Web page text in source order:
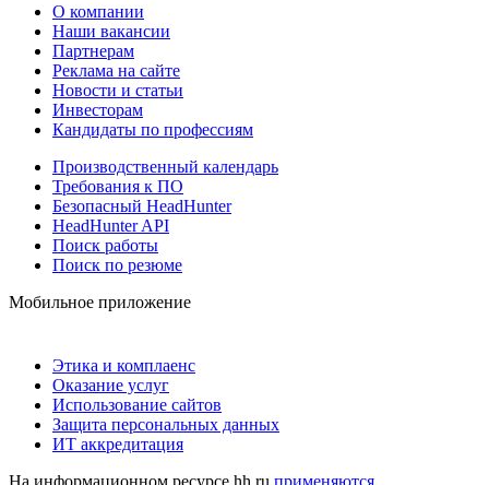
О компании
Наши вакансии
Партнерам
Реклама на сайте
Новости и статьи
Инвесторам
Кандидаты по профессиям
Производственный календарь
Требования к ПО
Безопасный HeadHunter
HeadHunter API
Поиск работы
Поиск по резюме
Мобильное приложение
Этика и комплаенс
Оказание услуг
Использование сайтов
Защита персональных данных
ИТ аккредитация
На информационном ресурсе hh.ru применяются